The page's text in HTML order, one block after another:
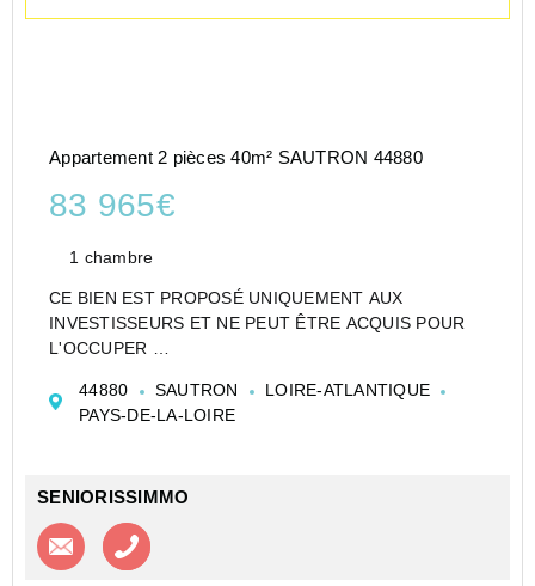
Appartement 2 pièces 40m² SAUTRON 44880
83 965€
1 chambre
CE BIEN EST PROPOSÉ UNIQUEMENT AUX
INVESTISSEURS ET NE PEUT ÊTRE ACQUIS POUR
L'OCCUPER
D'AFFAIRES DE TYPE T2 DE 40 M² À SAUTRON - CAP
WEST - SAUTRON - BRIMBERNE - CAP WEST (RA)
44880 SAUTRON
LOIRE-ATLANTIQUE
PAYS-DE-LA-LOIRE
SENIORISSIMMO
Contacter l'agence